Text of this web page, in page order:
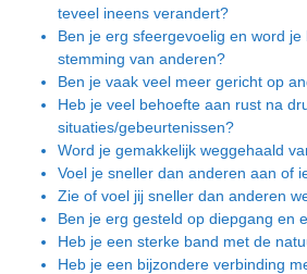
teveel ineens verandert?
Ben je erg sfeergevoelig en word
stemming van anderen?
Ben je vaak veel meer gericht op
Heb je veel behoefte aan rust na
situaties/gebeurtenissen?
Word je gemakkelijk weggehaald
Voel je sneller dan anderen aan of
Zie of voel jij sneller dan anderen
Ben je erg gesteld op diepgang en
Heb je een sterke band met de
Heb je een bijzondere verbinding